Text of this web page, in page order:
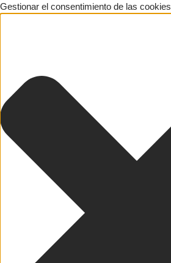
Gestionar el consentimiento de las cookies